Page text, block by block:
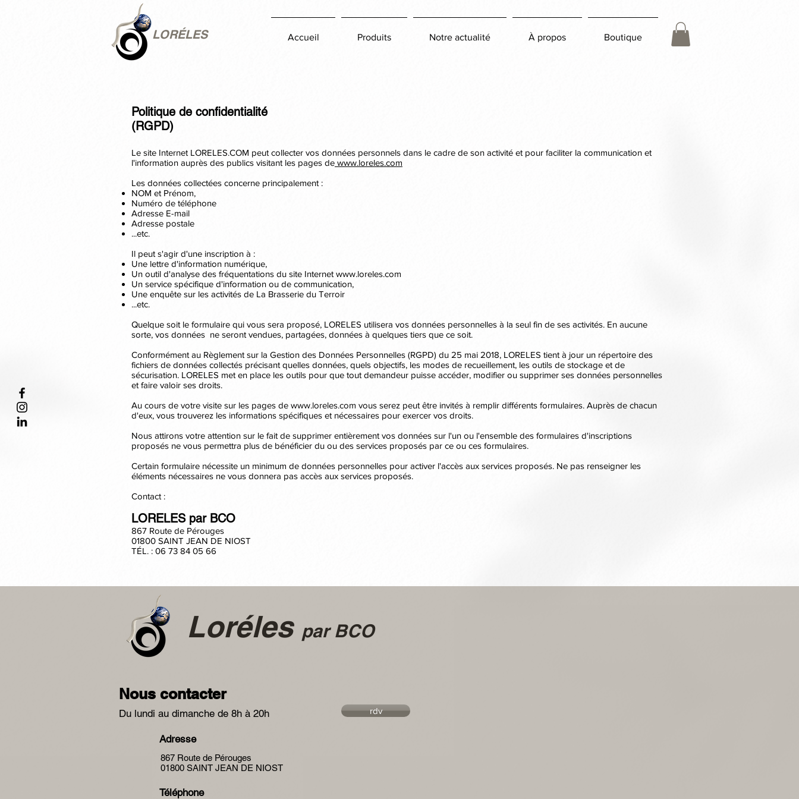
LORÉLES Accueil Produits Notre actualité À propos Boutique
Politique de confidentialité
(RGPD)
Le site Internet LORELES.COM peut collecter vos données personnels dans le cadre de son activité et pour faciliter la communication et
l'information auprès des publics visitant les pages de www.loreles.com
Les données collectées concerne principalement :
NOM et Prénom,
Numéro de téléphone
Adresse E-mail
Adresse postale
...etc.
Il peut s'agir d'une inscription à :
Une lettre d'information numérique,
Un outil d'analyse des fréquentations du site Internet www.loreles.com
Un service spécifique d'information ou de communication,
Une enquête sur les activités de La Brasserie du Terroir
...etc.
Quelque soit le formulaire qui vous sera proposé, LORELES utilisera vos données personnelles à la seul fin de ses activités. En aucune
sorte, vos données ne seront vendues, partagées, données à quelques tiers que ce soit.
Conformément au Règlement sur la Gestion des Données Personnelles (RGPD) du 25 mai 2018, LORELES tient à jour un répertoire des
fichiers de données collectés précisant quelles données, quels objectifs, les modes de recueillement, les outils de stockage et de
sécurisation. LORELES met en place les outils pour que tout demandeur puisse accéder, modifier ou supprimer ses données personnelles
et faire valoir ses droits.
Au cours de votre visite sur les pages de www.loreles.com vous serez peut être invités à remplir différents formulaires. Auprès de chacun
d'eux, vous trouverez les informations spécifiques et nécessaires pour exercer vos droits.
Nous attirons votre attention sur le fait de supprimer entièrement vos données sur l'un ou l'ensemble des formulaires d'inscriptions
proposés ne vous permettra plus de bénéficier du ou des services proposés par ce ou ces formulaires.
Certain formulaire nécessite un minimum de données personnelles pour activer l'accès aux services proposés. Ne pas renseigner les
éléments nécessaires ne vous donnera pas accès aux services proposés.
Contact :
LORELES par BCO
867 Route de Pérouges
01800 SAINT JEAN DE NIOST
TÉL. : 06 73 84 05 66
Loréles par BCO
Nous contacter
Du lundi au dimanche de 8h à 20h
Adresse
rdv
867 Route de Pérouges
01800 SAINT JEAN DE NIOST
Téléphone